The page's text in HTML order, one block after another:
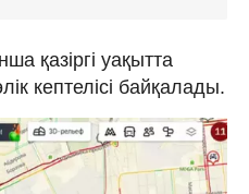
қазіргі уақытта
кептелісі байқалады.